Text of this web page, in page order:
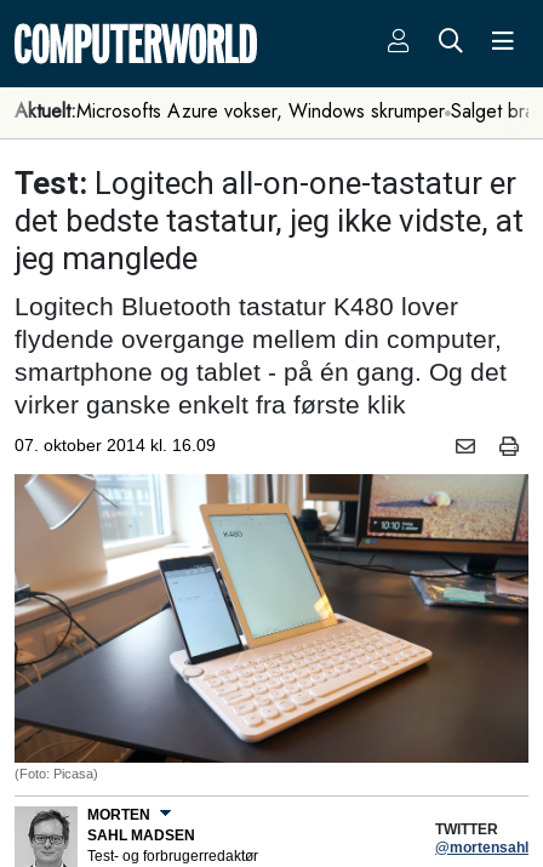
Aktuelt:Microsofts Azure vokser, Windows skrumper Salget
Test: Logitech all-on-one-tastatur er
det bedste tastatur, jeg ikke vidste, at
jeg manglede
Logitech Bluetooth tastatur K480 lover
flydende overgange mellem din computer,
smartphone og tablet - på én gang. Og det
virker ganske enkelt fra første klik
07. oktober 2014 kl. 16.09
(Foto: Picasa)
MORTEN
SAHL MADSEN
Test- og forbrugerredaktør
TWITTER
@mortensahl